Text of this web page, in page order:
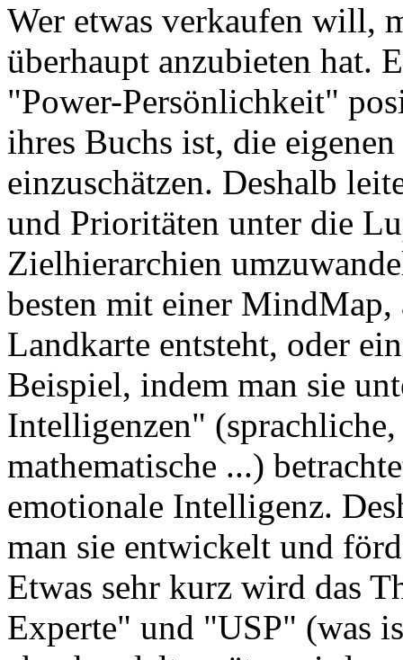
Wer etwas verkaufen will,
überhaupt anzubieten hat.
"Power-Persönlichkeit"
ihres Buchs ist, die
einzuschätzen. Deshalb
und Prioritäten unter die
Zielhierarchien
besten mit einer MindMap,
Landkarte entsteht, oder
Beispiel, indem man sie
Intelligenzen"
mathematische ...)
emotionale Intelligenz.
man sie entwickelt und
Etwas sehr kurz wird das
Experte" und "USP" (was